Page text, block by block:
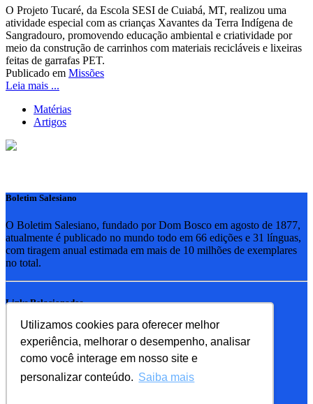
Utilizamos cookies para oferecer melhor
experiência, melhorar o desempenho, analisar
como você interage em nosso site e
personalizar conteúdo. Saiba mais
O Projeto Tucaré, da Escola SESI de Cuiabá, MT, realizou uma
atividade especial com as crianças Xavantes da Terra Indígena de
Sangradouro, promovendo educação ambiental e criatividade por
meio da construção de carrinhos com materiais recicláveis e lixeiras
feitas de garrafas PET.
Publicado em Missões
Leia mais ...
Matérias
Artigos
Boletim Salesiano
O Boletim Salesiano, fundado por Dom Bosco em agosto de 1877,
atualmente é publicado no mundo todo em 66 edições e 31 línguas,
com tiragem anual estimada em mais de 10 milhões de exemplares
no total.
Links Relacionados
RSB - Rede Salesiana Brasil
EDEBE - Editora
UPV - União pela Vida
Familia Salesiana